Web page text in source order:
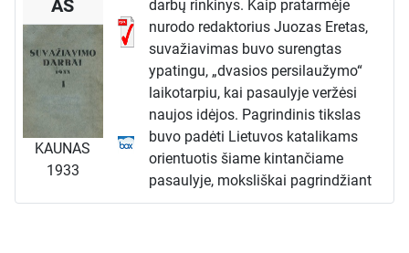
daugybę įtakingų asmenų, kurie
paliko pėdsaką kultūros, mokslo ir
visuomenės gyvenime.
Lietuvių Veikėjai:
Tarp lietuvių „žiburių“ autorius mini
tokias asmenybes kaip rašytojas
Vincas Pietaris, apibūdinamas kaip
žymiausias to meto beletristas,
AS
KAUNAS
1933
darbų rinkinys. Kaip pratarmėje
nurodo redaktorius Juozas Eretas,
suvažiavimas buvo surengtas
ypatingu, „dvasios persilaužymo“
laikotarpiu, kai pasaulyje veržėsi
naujos idėjos. Pagrindinis tikslas
buvo padėti Lietuvos katalikams
orientuotis šiame kintančiame
pasaulyje, moksliškai pagrindžiant
savo pasaulėžiūrą ir aktyviai